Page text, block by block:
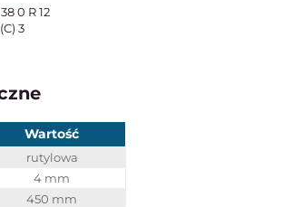
0 R 12
3
Wartość
rutylowa
4 mm
450 mm